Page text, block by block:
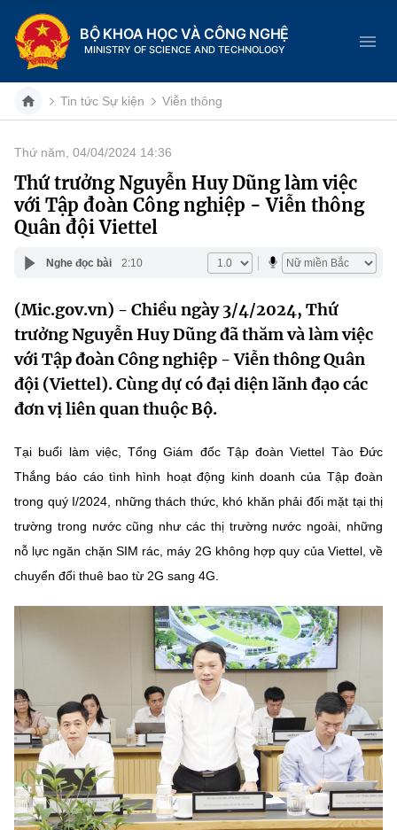
BỘ KHOA HỌC VÀ CÔNG NGHỆ
MINISTRY OF SCIENCE AND TECHNOLOGY
Danh mục
Trang chủ
Cơ cấu tổ chức
Lịch sử phát triển
Sở Khoa học và Công nghệ
Khoa học và Công nghệ
Đổi mới sáng tạo
Chuyển đổi số
Sở hữu trí tuệ
Tiêu chuẩn, đo lường, chất lượng
Dịch vụ công
Hệ thống văn bản
Văn bản QPPL
Văn bản chỉ đạo điều hành
Lấy ý kiến người dân về dự thảo VBQPPL
MST IOFFICE
THỐNG KÊ
Khoa học và Công nghệ
Chuyển đổi số
Bưu chính, Viễn thông
Tiêu chuẩn, đo lường, chất lượng
Năng lượng nguyên tử
Multimedia
THƯ ĐIỆN TỬ
Khác
Videos
Ảnh
Voice
Nhiệm vụ trọng tâm
Chọn ngôn ngữ
Tin tức Sự kiện Viễn thông
Thứ năm, 04/04/2024 14:36
Thứ trưởng Nguyễn Huy Dũng làm việc
với Tập đoàn Công nghiệp - Viễn thông
Quân đội Viettel
Nghe đọc bài 2:10
(Mic.gov.vn) - Chiều ngày 3/4/2024, Thứ
trưởng Nguyễn Huy Dũng đã thăm và làm việc
với Tập đoàn Công nghiệp - Viễn thông Quân
đội (Viettel). Cùng dự có đại diện lãnh đạo các
đơn vị liên quan thuộc Bộ.
Tại buổi làm việc, Tổng Giám đốc Tập đoàn Viettel Tào Đức
Thắng báo cáo tình hình hoạt động kinh doanh của Tập đoàn
trong quý I/2024, những thách thức, khó khăn phải đối mặt tại thị
trường trong nước cũng như các thị trường nước ngoài, những
nỗ lực ngăn chặn SIM rác, máy 2G không hợp quy của Viettel, về
chuyển đổi thuê bao từ 2G sang 4G.